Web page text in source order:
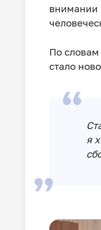
внимании
По словам
стало
я